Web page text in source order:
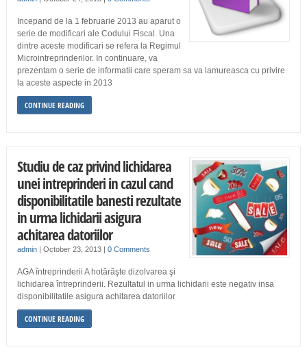
Incepand de la 1 februarie 2013 au aparut o
serie de modificari ale Codului Fiscal. Una
dintre aceste modificari se refera la Regimul
Microintreprinderilor. In continuare, va
prezentam o serie de informatii care speram sa va lamureasca cu privire
la aceste aspecte in 2013
CONTINUE READING
Studiu de caz privind lichidarea
unei intreprinderi in cazul cand
disponibilitatile banesti rezultate
in urma lichidarii asigura
achitarea datoriilor
admin| October 23, 2013 | 0 Comments
AGA întreprinderii A hotărăşte dizolvarea şi
lichidarea întreprinderii. Rezultatul in urma lichidarii este negativ insa
disponibilitatile asigura achitarea datoriilor
CONTINUE READING